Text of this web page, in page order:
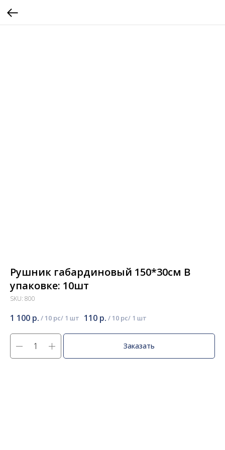
Рушник габардиновый 150*30см В
упаковке: 10шт
SKU: 800
1 100 р. / 10 pc 110 р. / 10 pc
Заказать